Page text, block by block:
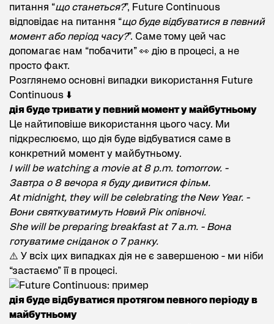
питання “що станеться?”, Future Continuous
відповідає на питання “що буде відбуватися в певний
момент або період часу?”. Саме тому цей час
допомагає нам “побачити” 👀 дію в процесі, а не
просто факт.
Розглянемо основні випадки використання Future
Continuous ⬇️
дія буде тривати у певний момент у майбутньому
Це найтиповіше використання цього часу. Ми
підкреслюємо, що дія буде відбуватися саме в
конкретний момент у майбутньому.
I will be watching a movie at 8 p.m. tomorrow. -
Завтра о 8 вечора я буду дивитися фільм.
At midnight, they will be celebrating the New Year. -
Вони святкуватимуть Новий Рік опівночі.
She will be preparing breakfast at 7 a.m. - Вона
готуватиме сніданок о 7 ранку.
⚠️ У всіх цих випадках дія не є завершеною - ми ніби
“застаємо” її в процесі.
дія буде відбуватися протягом певного періоду в
майбутньому